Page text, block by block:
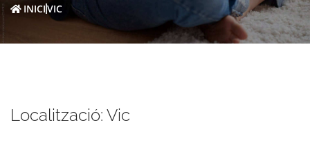
INICIVIC
Localització: Vic